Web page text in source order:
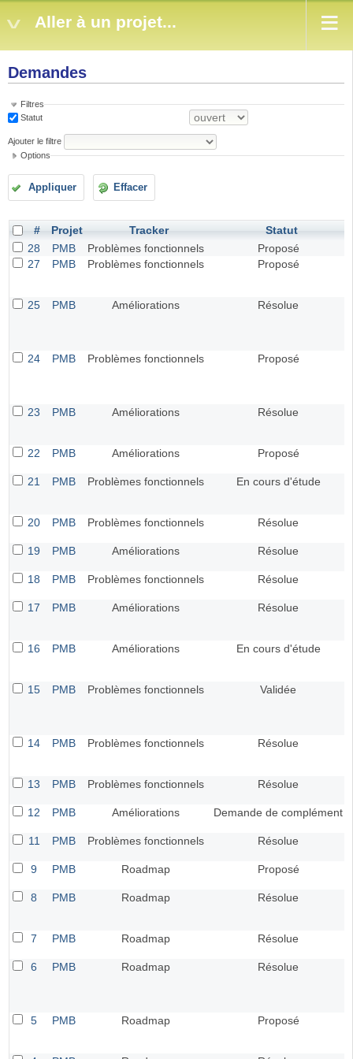
Aller à un projet...
Demandes
Filtres
Statut
Ajouter le filtre
Options
Appliquer Effacer
# Projet Tracker
Statut
28
PMB Problèmes fonctionnels Proposé
27
PMB Problèmes fonctionnels Proposé
25 PMB Améliorations Résolue
24 PMB Problèmes fonctionnels Proposé
23 PMB Améliorations Résolue
22 PMB Améliorations Proposé
21 PMB Problèmes fonctionnels En cours d'étude
20 PMB Problèmes fonctionnels Résolue
19 PMB Améliorations Résolue
18 PMB Problèmes fonctionnels Résolue
17 PMB Améliorations Résolue
16 PMB Améliorations En cours d'étude
15 PMB Problèmes fonctionnels Validée
14 PMB Problèmes fonctionnels Résolue
13 PMB Problèmes fonctionnels Résolue
12 PMB Améliorations Demande de complément
11 PMB Problèmes fonctionnels Résolue
9 PMB Roadmap Proposé
8 PMB Roadmap Résolue
7 PMB Roadmap Résolue
6 PMB Roadmap Résolue
5 PMB Roadmap Proposé